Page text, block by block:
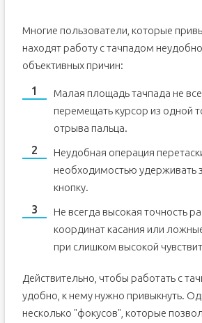
Многие пользователи, которые
находят работу с тачпадом
объективных причин:
Малая площадь тачпада не
перемещать курсор из одной
отрыва пальца.
Неудобная операция
необходимостью удерживать
кнопку.
Не всегда высокая точность
координат касания или
при слишком высокой
Действительно, чтобы работать с
удобно, к нему нужно привыкнуть.
несколько "фокусов", которые